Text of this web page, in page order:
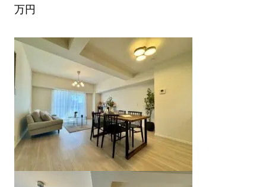
万円